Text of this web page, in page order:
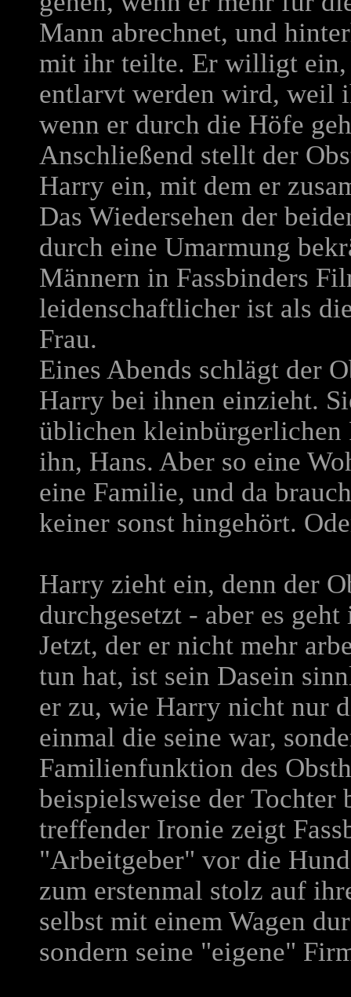
Mann abrechnet, und
mit ihr teilte. Er willigt ein,
entlarvt werden wird, weil
wenn er durch die Höfe
Anschließend stellt der
Harry ein, mit dem er
Das Wiedersehen der
durch eine Umarmung
Männern in Fassbinders
leidenschaftlicher ist als
Frau.
Eines Abends schlägt der
Harry bei ihnen einzieht.
üblichen kleinbürgerlichen
ihn, Hans. Aber so eine
eine Familie, und da
keiner sonst hingehört.
Harry zieht ein, denn der
durchgesetzt - aber es
Jetzt, der er nicht mehr
tun hat, ist sein Dasein
er zu, wie Harry nicht nur
einmal die seine war,
Familienfunktion des
beispielsweise der
treffender Ironie zeigt
"Arbeitgeber" vor die
zum erstenmal stolz auf
selbst mit einem Wagen
sondern seine "eigene"